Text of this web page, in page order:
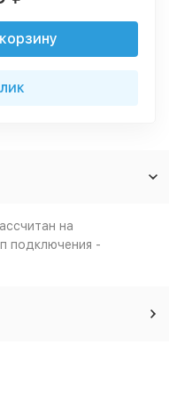
на
подключения -